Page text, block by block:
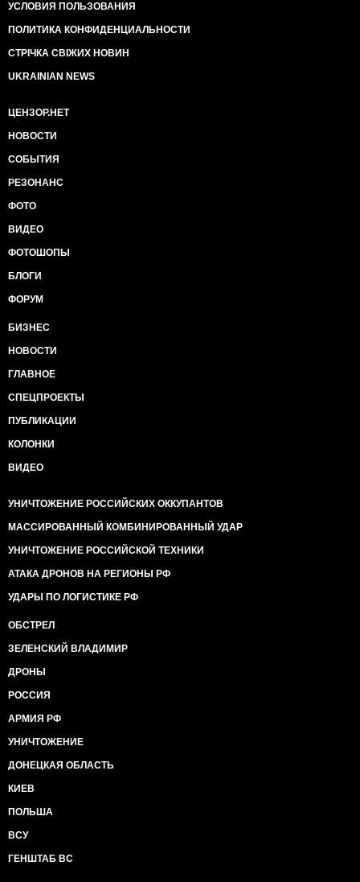
УСЛОВИЯ ПОЛЬЗОВАНИЯ
ПОЛИТИКА КОНФИДЕНЦИАЛЬНОСТИ
СТРІЧКА СВІЖИХ НОВИН
UKRAINIAN NEWS
ЦЕНЗОР.НЕТ
НОВОСТИ
СОБЫТИЯ
РЕЗОНАНС
ФОТО
ВИДЕО
ФОТОШОПЫ
БЛОГИ
ФОРУМ
БИЗНЕС
НОВОСТИ
ГЛАВНОЕ
СПЕЦПРОЕКТЫ
ПУБЛИКАЦИИ
КОЛОНКИ
ВИДЕО
УНИЧТОЖЕНИЕ РОССИЙСКИХ ОККУПАНТОВ
МАССИРОВАННЫЙ КОМБИНИРОВАННЫЙ УДАР
УНИЧТОЖЕНИЕ РОССИЙСКОЙ ТЕХНИКИ
АТАКА ДРОНОВ НА РЕГИОНЫ РФ
УДАРЫ ПО ЛОГИСТИКЕ РФ
ОБСТРЕЛ
ЗЕЛЕНСКИЙ ВЛАДИМИР
ДРОНЫ
РОССИЯ
АРМИЯ РФ
УНИЧТОЖЕНИЕ
ДОНЕЦКАЯ ОБЛАСТЬ
КИЕВ
ПОЛЬША
ВСУ
ГЕНШТАБ ВС